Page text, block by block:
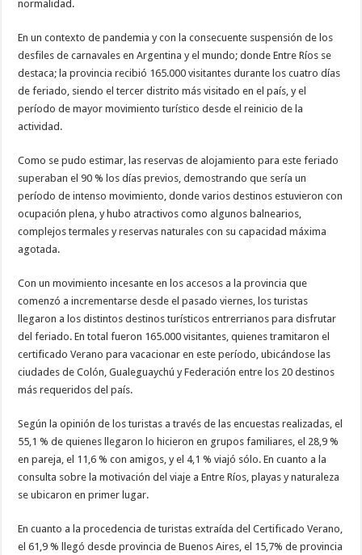
normalidad.
En un contexto de pandemia y con la consecuente suspensión de los
desfiles de carnavales en Argentina y el mundo; donde Entre Ríos se
destaca; la provincia recibió 165.000 visitantes durante los cuatro días
de feriado, siendo el tercer distrito más visitado en el país, y el
período de mayor movimiento turístico desde el reinicio de la
actividad.
Como se pudo estimar, las reservas de alojamiento para este feriado
superaban el 90 % los días previos, demostrando que sería un
período de intenso movimiento, donde varios destinos estuvieron con
ocupación plena, y hubo atractivos como algunos balnearios,
complejos termales y reservas naturales con su capacidad máxima
agotada.
Con un movimiento incesante en los accesos a la provincia que
comenzó a incrementarse desde el pasado viernes, los turistas
llegaron a los distintos destinos turísticos entrerrianos para disfrutar
del feriado. En total fueron 165.000 visitantes, quienes tramitaron el
certificado Verano para vacacionar en este período, ubicándose las
ciudades de Colón, Gualeguaychú y Federación entre los 20 destinos
más requeridos del país.
Según la opinión de los turistas a través de las encuestas realizadas, el
55,1 % de quienes llegaron lo hicieron en grupos familiares, el 28,9 %
en pareja, el 11,6 % con amigos, y el 4,1 % viajó sólo. En cuanto a la
consulta sobre la motivación del viaje a Entre Ríos, playas y naturaleza
se ubicaron en primer lugar.
En cuanto a la procedencia de turistas extraída del Certificado Verano,
el 61,9 % llegó desde provincia de Buenos Aires, el 15,7% de provincia